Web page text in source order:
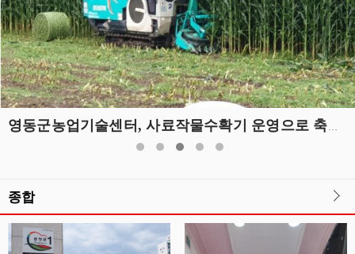
영동군농업기술센터, 사료작물수확기 운영으로 축산농가 지원
종합